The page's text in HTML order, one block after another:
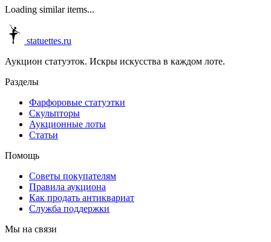
Loading similar items...
statuettes.ru
Аукцион статуэток. Искры искусства в каждом лоте.
Разделы
Фарфоровые статуэтки
Скульпторы
Аукционные лоты
Статьи
Помощь
Советы покупателям
Правила аукциона
Как продать антиквариат
Служба поддержки
Мы на связи